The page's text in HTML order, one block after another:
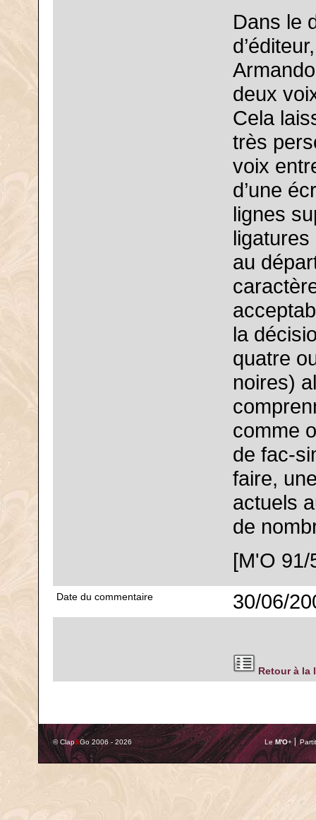
Dans le
deux
Cela
très
voix
d’une
lignes
au
la
quatre
noires)
comme
de fac-
faire,
actuels
de
[M'O 91/
Date du commentaire 30/06/
Retour à la
© Clap&Go 2006 - 2026 Le M'O+ ⎢